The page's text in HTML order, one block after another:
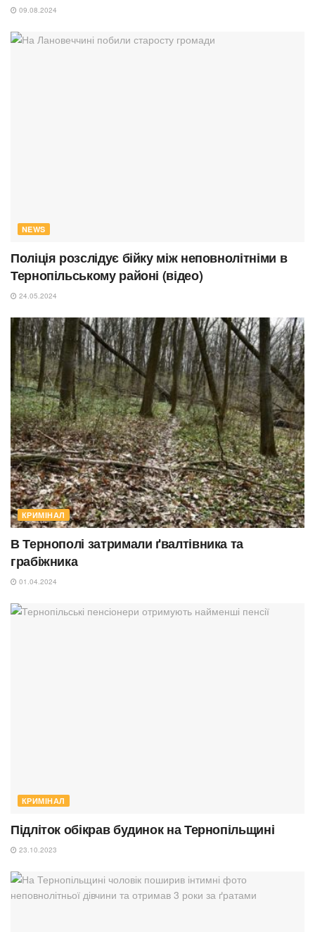
09.08.2024
NEWS
Поліція розслідує бійку між неповнолітніми в
Тернопільському районі (відео)
24.05.2024
КРИМІНАЛ
В Тернополі затримали ґвалтівника та
грабіжника
01.04.2024
КРИМІНАЛ
Підліток обікрав будинок на Тернопільщині
23.10.2023